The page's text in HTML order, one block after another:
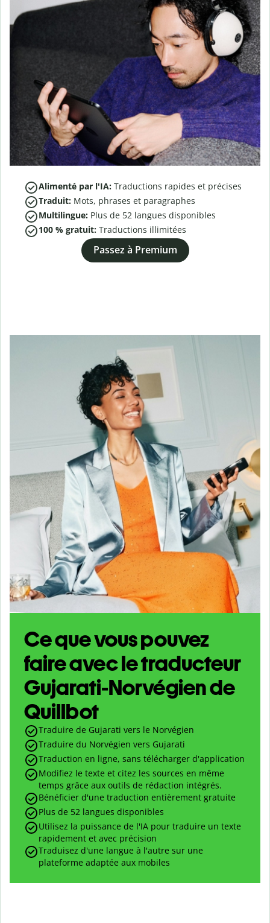
Alimenté par l'IA: Traductions rapides et précises
Traduit: Mots, phrases et paragraphes
Multilingue: Plus de 52 langues disponibles
100 % gratuit: Traductions illimitées
Passez à Premium
Ce que vous pouvez
faire avec le traducteur
Gujarati-Norvégien de
Quillbot
Traduire de Gujarati vers le Norvégien
Traduire du Norvégien vers Gujarati
Traduction en ligne, sans télécharger d'application
Modifiez le texte et citez les sources en même
temps grâce aux outils de rédaction intégrés.
Bénéficier d'une traduction entièrement gratuite
Plus de 52 langues disponibles
Utilisez la puissance de l'IA pour traduire un texte
rapidement et avec précision
Traduisez d'une langue à l'autre sur une
plateforme adaptée aux mobiles